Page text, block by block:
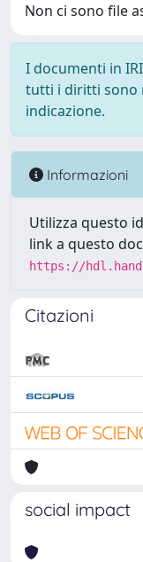
Non ci sono file
I documenti in
tutti i diritti sono
indicazione.
Informazioni
Utilizza questo
link a questo
https://
Citazioni
social impact